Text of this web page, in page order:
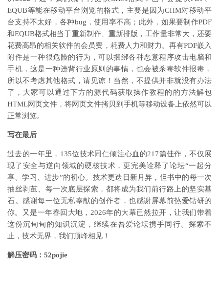
EQUB等能在移动平台浏览的格式，主要是因为CHM对移动平
台支持不太好，各种bug，使用率不高；此外，如果要制作PDF
和EQUB格式相当于重新制作、重新排版，工作量非常大，还要
花费高昂的相关软件的会员费，耗费人力和财力。再有PDF嵌入
附件是一种很危险的行为，可以捆绑各种恶意程序攻击电脑和
手机，这是一种违背行业原则的事情，也会被杀毒软件报毒，
所以不考虑其他格式，请见谅！当然，不提供并非就没有办法
了，大家可以通过下方的源代码获取操作教程的的方法解包
HTML网页文件，将网页文件拷贝到手机等移动设备上依然可以
正常浏览。
写在最后
过去的一年里，135位技术同仁倾注心血的217篇佳作，不仅展
现了安全与逆向领域的硬核技术，更完美诠释了论坛“一起分
享、学习、进步”的初心。技术更迭日新月异，但书中的每一次
抽丝剥茧、每一次底层探索，都将成为我们前行路上的坚实基
石。感谢每一位无私奉献的创作者，也感谢屏幕前热爱钻研的
你。又是一年春回大地，2026年的大幕已然拉开，让我们带着
这份沉甸甸的知识沉淀，继续在吾爱论坛携手同行。探索不
止，技术无界，我们顶峰相见！
解压密码：52pojie